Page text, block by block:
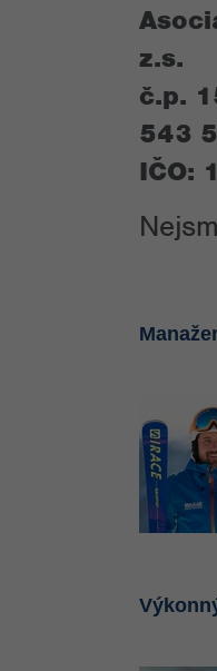
z.s.
č.p.
543
IČO: